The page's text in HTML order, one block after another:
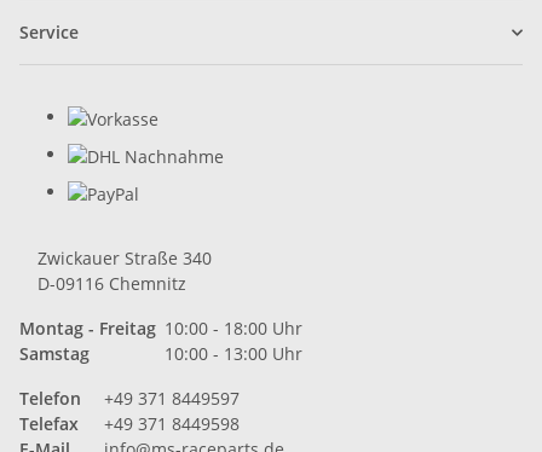
Service
Zwickauer Straße 340
D-09116 Chemnitz
Montag - Freitag 10:00 - 18:00 Uhr
Samstag
10:00 - 13:00 Uhr
Telefon
+49 371 8449597
Telefax
+49 371 8449598